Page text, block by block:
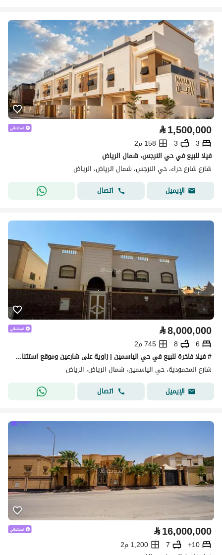
⃁1,500,000
3
3
158 م2
فيلا للبيع في حي النرجس، شمال الرياض
شارع شارع حراء، حي النرجس، شمال الرياض، الرياض
الإيميل
اتصال
⃁8,000,000
6
8
745 م2
# فيلا فاخرة للبيع في حي الياسمين | زاوية على شارعين وموقع استثنائي
شارع المحمودية، حي الياسمين، شمال الرياض، الرياض
الإيميل
اتصال
⃁16,000,000
10+
7
1,200 م2